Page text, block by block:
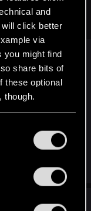
and
click better
via
you might find
share bits of
these optional
them in the
grywalne
będzie
temat
24882-
powstających